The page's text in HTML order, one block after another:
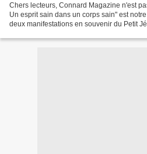
Chers lecteurs, Connard Magazine n'est
Un esprit sain dans un corps sain" est
deux manifestations en souvenir du Petit